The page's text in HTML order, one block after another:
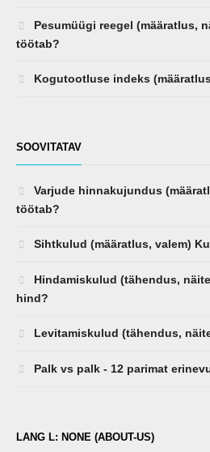
Pesumüügi reegel (määratlus,
töötab?
Kogutootluse indeks
SOOVITATAV
Varjude hinnakujundus
töötab?
Sihtkulud (määratlus, valem)
Hindamiskulud (tähendus,
hind?
Levitamiskulud (tähendus,
Palk vs palk - 12 parimat
LANG L: NONE (ABOUT-US)